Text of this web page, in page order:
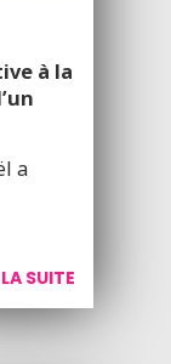
à la
a
SUITE